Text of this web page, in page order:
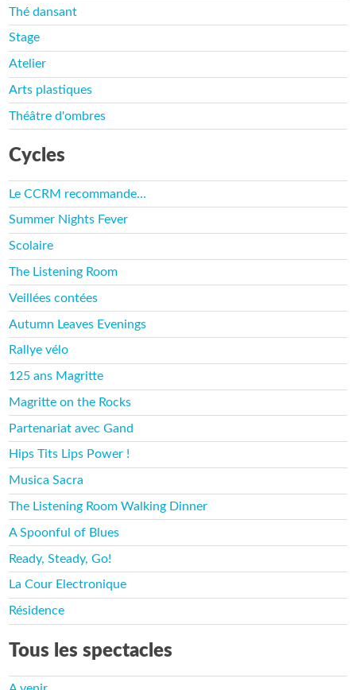
Thé dansant
Stage
Atelier
Arts plastiques
Théâtre d'ombres
Cycles
Le CCRM recommande…
Summer Nights Fever
Scolaire
The Listening Room
Veillées contées
Autumn Leaves Evenings
Rallye vélo
125 ans Magritte
Magritte on the Rocks
Partenariat avec Gand
Hips Tits Lips Power !
Musica Sacra
The Listening Room Walking Dinner
A Spoonful of Blues
Ready, Steady, Go!
La Cour Electronique
Résidence
Tous les spectacles